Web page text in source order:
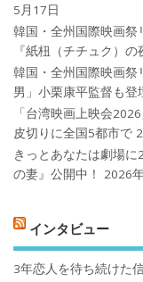
5月17日
韓国・全州国際映画
『紙杻（チチュク）
韓国・全州国際映画
男」小栗康平監督も登
「台湾映画上映会
皮切りに全国5都市で
きっとあなたは劇場
の妻』公開中！
2026
インタビュー
3年恋人を待ち続けた